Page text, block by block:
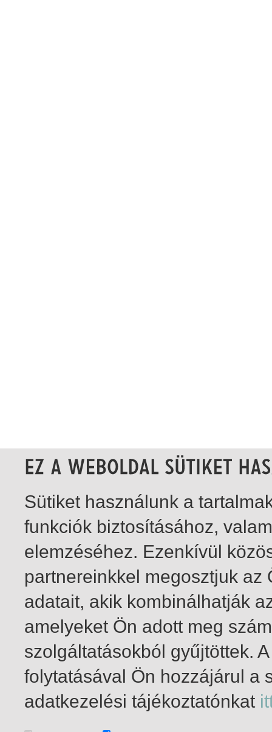
1-2 / total 2 hit
Sütiket használunk a
funkciók biztosításához,
elemzéséhez. Ezenkívül
partnereinkkel megosztjuk
adatait, akik kombinálhatják
amelyeket Ön adott meg
szolgáltatásokból gyűjtöttek.
folytatásával Ön hozzájárul a
adatkezelési tájékoztatónkat